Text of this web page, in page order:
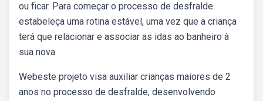
ou ficar. Para começar o processo de desfralde
estabeleça uma rotina estável, uma vez que a criança
terá que relacionar e associar as idas ao banheiro à
sua nova.
Webeste projeto visa auxiliar crianças maiores de 2
anos no processo de desfralde, desenvolvendo